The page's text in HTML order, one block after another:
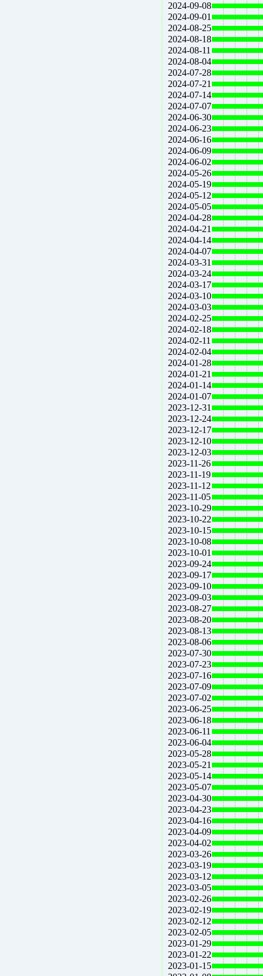
2024-09-08
2024-09-01
2024-08-25
2024-08-18
2024-08-11
2024-08-04
2024-07-28
2024-07-21
2024-07-14
2024-07-07
2024-06-30
2024-06-23
2024-06-16
2024-06-09
2024-06-02
2024-05-26
2024-05-19
2024-05-12
2024-05-05
2024-04-28
2024-04-21
2024-04-14
2024-04-07
2024-03-31
2024-03-24
2024-03-17
2024-03-10
2024-03-03
2024-02-25
2024-02-18
2024-02-11
2024-02-04
2024-01-28
2024-01-21
2024-01-14
2024-01-07
2023-12-31
2023-12-24
2023-12-17
2023-12-10
2023-12-03
2023-11-26
2023-11-19
2023-11-12
2023-11-05
2023-10-29
2023-10-22
2023-10-15
2023-10-08
2023-10-01
2023-09-24
2023-09-17
2023-09-10
2023-09-03
2023-08-27
2023-08-20
2023-08-13
2023-08-06
2023-07-30
2023-07-23
2023-07-16
2023-07-09
2023-07-02
2023-06-25
2023-06-18
2023-06-11
2023-06-04
2023-05-28
2023-05-21
2023-05-14
2023-05-07
2023-04-30
2023-04-23
2023-04-16
2023-04-09
2023-04-02
2023-03-26
2023-03-19
2023-03-12
2023-03-05
2023-02-26
2023-02-19
2023-02-12
2023-02-05
2023-01-29
2023-01-22
2023-01-15